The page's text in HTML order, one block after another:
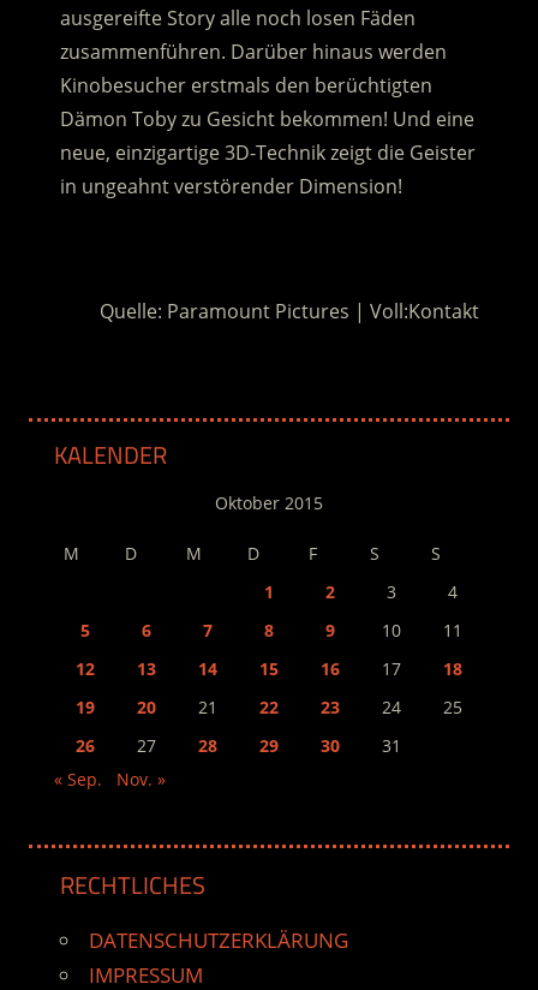
ausgereifte Story alle noch losen Fäden
zusammenführen. Darüber hinaus werden
Kinobesucher erstmals den berüchtigten
Dämon Toby zu Gesicht bekommen! Und eine
neue, einzigartige 3D-Technik zeigt die Geister
in ungeahnt verstörender Dimension!
Quelle: Paramount Pictures | Voll:Kontakt
KALENDER
Oktober 2015
M D M D F S
S
1
2 3
4
5
6 7 8 9 10
11
12
13 14 15 16 17
18
19
20 21 22 23 24
25
26
27 28 29 30
31
« Sep.
Nov. »
RECHTLICHES
DATENSCHUTZERKLÄRUNG
IMPRESSUM